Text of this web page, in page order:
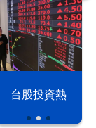
以色列 穹頂
之下
期、地點公布